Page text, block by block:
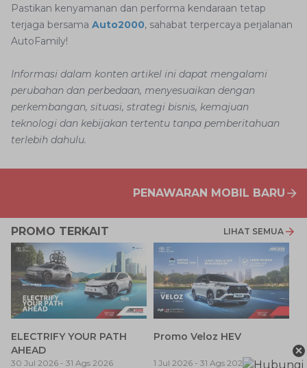
Pastikan kenyamanan dan performa kendaraan tetap
terjaga bersama Auto2000, sahabat terpercaya perjalanan
AutoFamily!
Informasi dalam konten artikel ini dapat mengalami
perubahan dan perbedaan, menyesuaikan dengan
perkembangan, situasi, strategi bisnis, kemajuan
teknologi dan kebijakan tertentu tanpa pemberitahuan
terlebih dahulu.
PENAWARAN MOBIL BARU
PROMO TERKAIT LIHAT SEMUA
ELECTRIFY YOUR PATH
AHEAD
30 Jul 2026 - 31 Ags 2026
Promo Veloz HEV
1 Jul 2026 - 31 Ags 2026
1
×